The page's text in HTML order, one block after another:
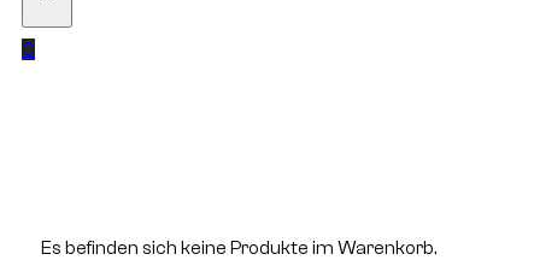
0
Es befinden sich keine Produkte im Warenkorb.